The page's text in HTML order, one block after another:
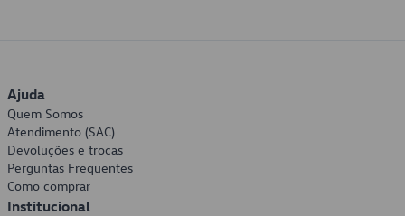
Ajuda
Quem Somos
Atendimento (SAC)
Devoluções e trocas
Perguntas Frequentes
Como comprar
Institucional